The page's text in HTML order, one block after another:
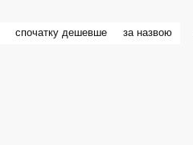
спочатку дешевше за назвою